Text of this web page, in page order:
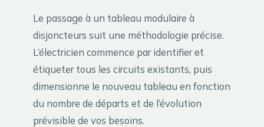
Le passage à un tableau modulaire à
disjoncteurs suit une méthodologie précise.
L’électricien commence par identifier et
étiqueter tous les circuits existants, puis
dimensionne le nouveau tableau en fonction
du nombre de départs et de l’évolution
prévisible de vos besoins.